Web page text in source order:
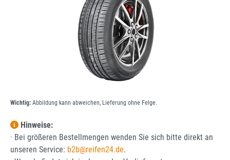
Wichtig: Abbildung kann abweichen, Lieferung ohne Felge.
Hinweise:
· Bei größeren Bestellmengen wenden Sie sich bitte direkt an
unseren Service: b2b@reifen24.de.